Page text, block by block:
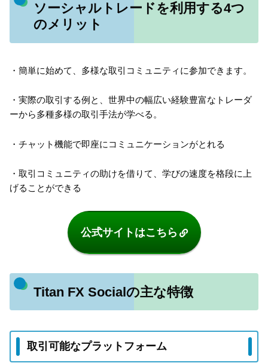
ソーシャルトレードを利用する4つ
のメリット
・簡単に始めて、多様な取引コミュニティに参加できます。
・実際の取引する例と、世界中の幅広い経験豊富なトレーダ
ーから多種多様の取引手法が学べる。
・チャット機能で即座にコミュニケーションがとれる
・取引コミュニティの助けを借りて、学びの速度を格段に上
げることができる
公式サイトはこちら
Titan FX Socialの主な特徴
取引可能なプラットフォーム